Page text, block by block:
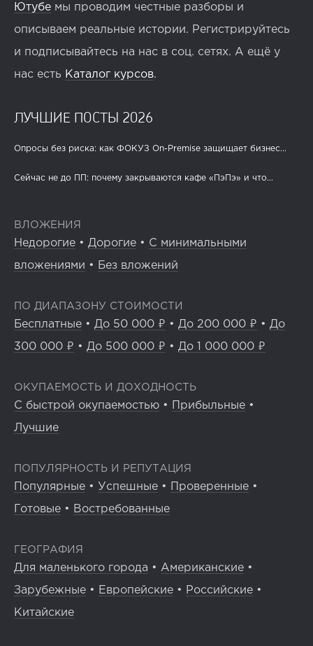
Ютубе мы проводим честные разборы и
описываем реальные истории. Регистрируйтесь
и подписывайтесь на нас в соц. сетях. А ещё у
нас есть Каталог курсов.
ЛУЧШИЕ ПОСТЫ 2026
Опросы без риска: как ФОКУЗ On-Premise защищает бизнес...
Сейчас не до ПП: почему закрываются кафе «ПэПэ» и что...
ВЛОЖЕНИЯ
Недорогие • Дорогие • С минимальными
вложениями • Без вложений
ПО ДИАПАЗОНУ СТОИМОСТИ
Бесплатные • До 50 000 ₽ • До 200 000 ₽ • До
300 000 ₽ • До 500 000 ₽ • До 1 000 000 ₽
ОКУПАЕМОСТЬ И ДОХОДНОСТЬ
С быстрой окупаемостью • Прибыльные •
Лучшие
ПОПУЛЯРНОСТЬ И РЕПУТАЦИЯ
Популярные • Успешные • Проверенные •
Готовые • Востребованные
ГЕОГРАФИЯ
Для маленького города • Американские •
Зарубежные • Европейские • Российские •
Китайские